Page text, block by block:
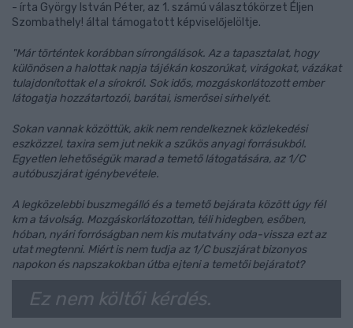
- írta György István Péter, az 1. számú választókörzet Éljen
Szombathely! által támogatott képviselőjelöltje.
"Már történtek korábban sírrongálások. Az a tapasztalat, hogy
különösen a halottak napja tájékán koszorúkat, virágokat, vázákat
tulajdonítottak el a sírokról. Sok idős, mozgáskorlátozott ember
látogatja hozzátartozói, barátai, ismerősei sírhelyét.
Sokan vannak közöttük, akik nem rendelkeznek közlekedési
eszközzel, taxira sem jut nekik a szűkös anyagi forrásukból.
Egyetlen lehetőségük marad a temető látogatására, az 1/C
autóbuszjárat igénybevétele.
A legközelebbi buszmegálló és a temető bejárata között úgy fél
km a távolság. Mozgáskorlátozottan, téli hidegben, esőben,
hóban, nyári forróságban nem kis mutatvány oda-vissza ezt az
utat megtenni. Miért is nem tudja az 1/C buszjárat bizonyos
napokon és napszakokban útba ejteni a temetői bejáratot?
Ez nem költői kérdés.